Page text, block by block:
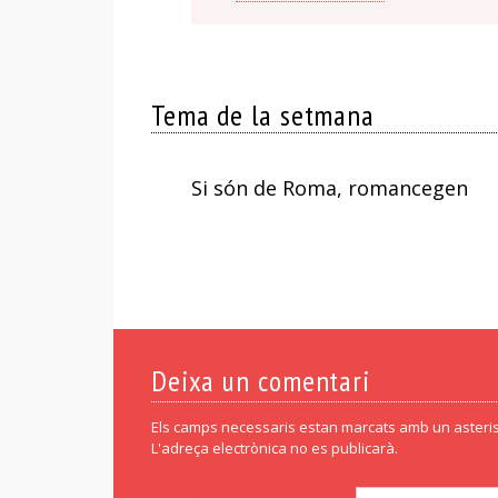
Tema de la setmana
Si són de Roma, romancegen
Deixa un comentari
Els camps necessaris estan marcats amb un
L'adreça electrònica no es publicarà.